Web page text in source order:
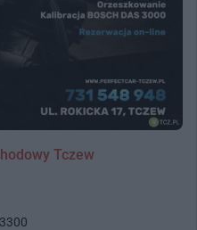
Tczew